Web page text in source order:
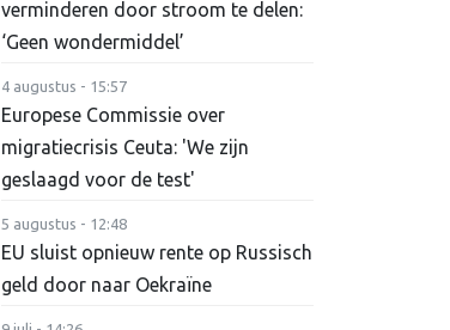
verminderen door stroom te delen:
‘Geen wondermiddel’
4 augustus - 15:57
Europese Commissie over
migratiecrisis Ceuta: 'We zijn
geslaagd voor de test'
5 augustus - 12:48
EU sluist opnieuw rente op Russisch
geld door naar Oekraïne